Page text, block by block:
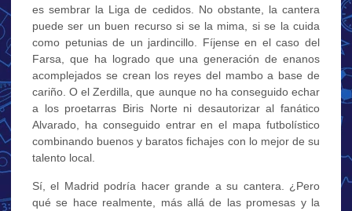
es sembrar la Liga de cedidos. No obstante, la cantera
puede ser un buen recurso si se la mima, si se la cuida
como petunias de un jardincillo. Fíjense en el caso del
Farsa, que ha logrado que una generación de enanos
acomplejados se crean los reyes del mambo a base de
cariño. O el Zerdilla, que aunque no ha conseguido echar
a los proetarras Biris Norte ni desautorizar al fanático
Alvarado, ha conseguido entrar en el mapa futbolístico
combinando buenos y baratos fichajes con lo mejor de su
talento local.
Sí, el Madrid podría hacer grande a su cantera. ¿Pero
qué se hace realmente, más allá de las promesas y la